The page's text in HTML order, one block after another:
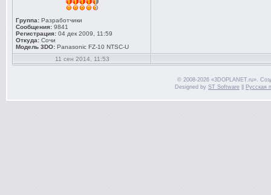
Группа: Разработчики
Сообщения: 9841
Регистрация: 04 дек 2009, 11:59
Откуда: Сочи
Модель 3DO: Panasonic FZ-10 NTSC-U
11 сен 2014, 11:53
© 2008-2026 «3DOPLANET.ru».
Designed by ST Software Русская